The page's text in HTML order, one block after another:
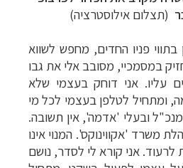
(תצלום אילוסטרציה)
פניו החדים, מחפש לשווא
במסמכיי, מסובב אלי את גבו
עליו. אני דוחק בעצמי שלא
ומתחיל לטלפן בעצמי לכל מי
ובעלי 'אדמה', אין תשובה.
משרד 'אקווינוקס'. המנוי אינו
לרעוד. אני קורא לי לסדר, נושם